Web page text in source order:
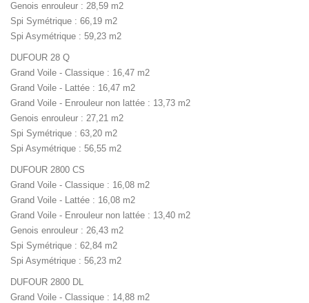
Genois enrouleur : 28,59 m2
Spi Symétrique : 66,19 m2
Spi Asymétrique : 59,23 m2
DUFOUR 28 Q
Grand Voile - Classique : 16,47 m2
Grand Voile - Lattée : 16,47 m2
Grand Voile - Enrouleur non lattée : 13,73 m2
Genois enrouleur : 27,21 m2
Spi Symétrique : 63,20 m2
Spi Asymétrique : 56,55 m2
DUFOUR 2800 CS
Grand Voile - Classique : 16,08 m2
Grand Voile - Lattée : 16,08 m2
Grand Voile - Enrouleur non lattée : 13,40 m2
Genois enrouleur : 26,43 m2
Spi Symétrique : 62,84 m2
Spi Asymétrique : 56,23 m2
DUFOUR 2800 DL
Grand Voile - Classique : 14,88 m2